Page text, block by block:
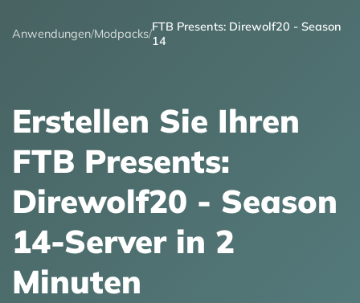
Anwendungen/Modpacks/FTB Presents: Direwolf20 - Season
14
Erstellen Sie Ihren
FTB Presents:
Direwolf20 - Season
14-Server in 2
Minuten